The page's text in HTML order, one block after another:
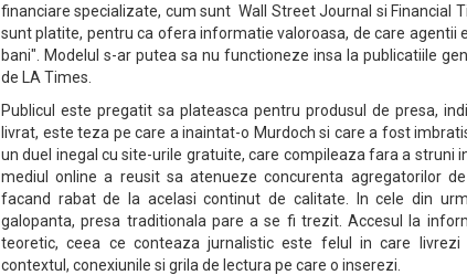
financiare specializate, cum sunt Wall Street Journal si Financial
sunt platite, pentru ca ofera informatie valoroasa, de care agentii
bani". Modelul s-ar putea sa nu functioneze insa la publicatiile
de LA Times.
Publicul este pregatit sa plateasca pentru produsul de presa,
livrat, este teza pe care a inaintat-o Murdoch si care a fost
un duel inegal cu site-urile gratuite, care compileaza fara a struni
mediul online a reusit sa atenueze concurenta agregatorilor
facand rabat de la acelasi continut de calitate. In cele din
galopanta, presa traditionala pare a se fi trezit. Accesul la
teoretic, ceea ce conteaza jurnalistic este felul in care
contextul, conexiunile si grila de lectura pe care o inserezi.